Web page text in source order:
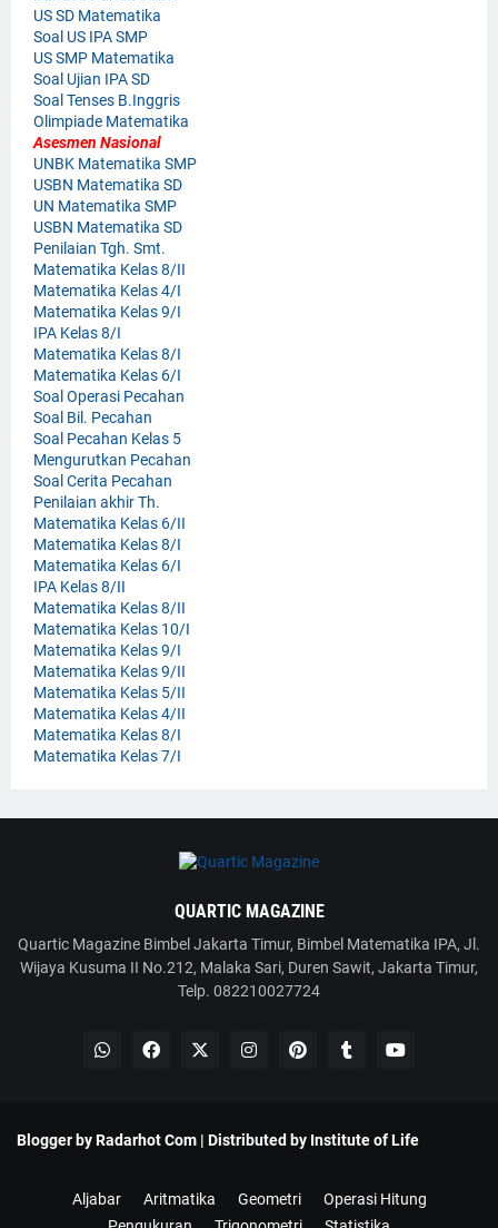
US SD Matematika
Soal US IPA SMP
US SMP Matematika
Soal Ujian IPA SD
Soal Tenses B.Inggris
Olimpiade Matematika
Asesmen Nasional
UNBK Matematika SMP
USBN Matematika SD
UN Matematika SMP
USBN Matematika SD
Penilaian Tgh. Smt.
Matematika Kelas 8/II
Matematika Kelas 4/I
Matematika Kelas 9/I
IPA Kelas 8/I
Matematika Kelas 8/I
Matematika Kelas 6/I
Soal Operasi Pecahan
Soal Bil. Pecahan
Soal Pecahan Kelas 5
Mengurutkan Pecahan
Soal Cerita Pecahan
Penilaian akhir Th.
Matematika Kelas 6/II
Matematika Kelas 8/I
Matematika Kelas 6/I
IPA Kelas 8/II
Matematika Kelas 8/II
Matematika Kelas 10/I
Matematika Kelas 9/I
Matematika Kelas 9/II
Matematika Kelas 5/II
Matematika Kelas 4/II
Matematika Kelas 8/I
Matematika Kelas 7/I
QUARTIC MAGAZINE
Quartic Magazine Bimbel Jakarta Timur, Bimbel Matematika IPA, Jl.
Wijaya Kusuma II No.212, Malaka Sari, Duren Sawit, Jakarta Timur,
Telp. 082210027724
Blogger byRadarhot Com | Distributed by Institute of Life
Aljabar Aritmatika Geometri
Operasi Hitung